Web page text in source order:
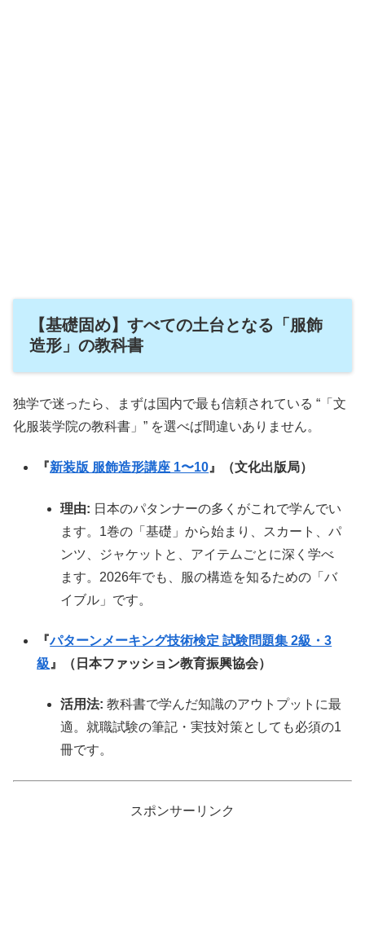
【基礎固め】すべての土台となる「服飾
造形」の教科書
独学で迷ったら、まずは国内で最も信頼されている “「文
化服装学院の教科書」” を選べば間違いありません。
『新装版 服飾造形講座 1〜10 』（文化出版局）
理由: 日本のパタンナーの多くがこれで学んでい
ます。1巻の「基礎」から始まり、スカート、パ
ンツ、ジャケットと、アイテムごとに深く学べ
ます。2026年でも、服の構造を知るための「バ
イブル」です。
『パターンメーキング技術検定 試験問題集 2級・3
級 』（日本ファッション教育振興協会）
活用法: 教科書で学んだ知識のアウトプットに最
適。就職試験の筆記・実技対策としても必須の1
冊です。
スポンサーリンク